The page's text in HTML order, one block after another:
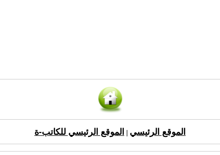
الموقع الرئيسي الموقع الرئيسي للكاتب-ة